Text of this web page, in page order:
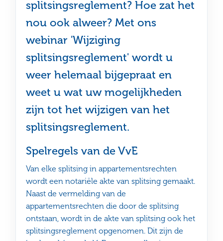
splitsingsreglement? Hoe zat het
nou ook alweer? Met ons
webinar 'Wijziging
splitsingsreglement' wordt u
weer helemaal bijgepraat en
weet u wat uw mogelijkheden
zijn tot het wijzigen van het
splitsingsreglement.
Spelregels van de VvE
Van elke splitsing in appartementsrechten
wordt een notariële akte van splitsing gemaakt.
Naast de vermelding van de
appartementsrechten die door de splitsing
ontstaan, wordt in de akte van splitsing ook het
splitsingsreglement opgenomen. Dit zijn de